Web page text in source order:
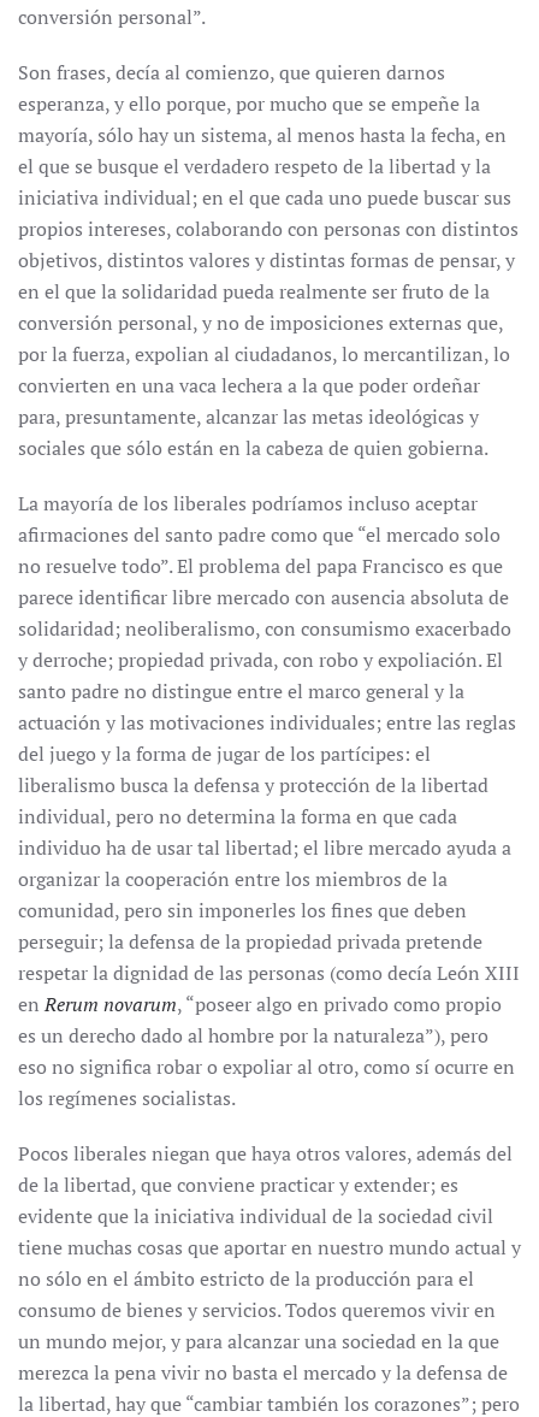
conversión personal”.
Son frases, decía al comienzo, que quieren darnos
esperanza, y ello porque, por mucho que se empeñe la
mayoría, sólo hay un sistema, al menos hasta la fecha, en
el que se busque el verdadero respeto de la libertad y la
iniciativa individual; en el que cada uno puede buscar sus
propios intereses, colaborando con personas con distintos
objetivos, distintos valores y distintas formas de pensar, y
en el que la solidaridad pueda realmente ser fruto de la
conversión personal, y no de imposiciones externas que,
por la fuerza, expolian al ciudadanos, lo mercantilizan, lo
convierten en una vaca lechera a la que poder ordeñar
para, presuntamente, alcanzar las metas ideológicas y
sociales que sólo están en la cabeza de quien gobierna.
La mayoría de los liberales podríamos incluso aceptar
afirmaciones del santo padre como que “el mercado solo
no resuelve todo”. El problema del papa Francisco es que
parece identificar libre mercado con ausencia absoluta de
solidaridad; neoliberalismo, con consumismo exacerbado
y derroche; propiedad privada, con robo y expoliación. El
santo padre no distingue entre el marco general y la
actuación y las motivaciones individuales; entre las reglas
del juego y la forma de jugar de los partícipes: el
liberalismo busca la defensa y protección de la libertad
individual, pero no determina la forma en que cada
individuo ha de usar tal libertad; el libre mercado ayuda a
organizar la cooperación entre los miembros de la
comunidad, pero sin imponerles los fines que deben
perseguir; la defensa de la propiedad privada pretende
respetar la dignidad de las personas (como decía León XIII
enRerum novarum, “poseer algo en privado como propio
es un derecho dado al hombre por la naturaleza”), pero
eso no significa robar o expoliar al otro, como sí ocurre en
los regímenes socialistas.
Pocos liberales niegan que haya otros valores, además del
de la libertad, que conviene practicar y extender; es
evidente que la iniciativa individual de la sociedad civil
tiene muchas cosas que aportar en nuestro mundo actual y
no sólo en el ámbito estricto de la producción para el
consumo de bienes y servicios. Todos queremos vivir en
un mundo mejor, y para alcanzar una sociedad en la que
merezca la pena vivir no basta el mercado y la defensa de
la libertad, hay que “cambiar también los corazones”; pero